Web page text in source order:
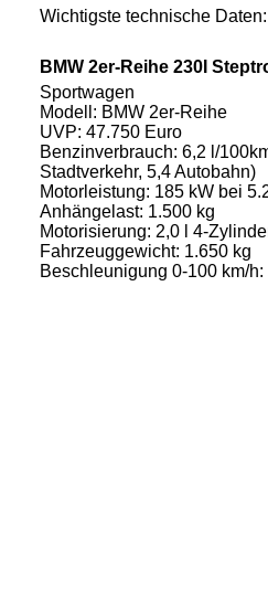
Wichtigste technische Daten:
BMW 2er-Reihe 230I
Sportwagen
Modell: BMW 2er-Reihe
UVP: 47.750 Euro
Benzinverbrauch: 6,2 l/
Stadtverkehr, 5,4 Autobahn)
Motorleistung: 185 kW bei
Anhängelast: 1.500 kg
Motorisierung: 2,0 l 4-
Fahrzeuggewicht: 1.650 kg
Beschleunigung 0-100 km/h: